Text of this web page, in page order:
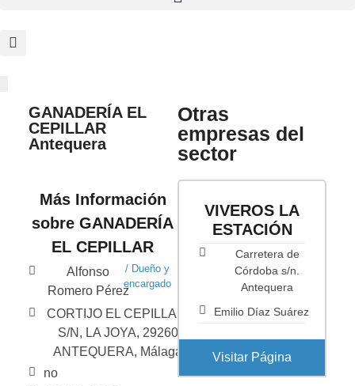
GANADERÍA EL
CEPILLAR
Antequera
Más Información
sobre GANADERÍA
EL CEPILLAR
Alfonso
Romero Pérez
/ Dueño y
encargado
CORTIJO EL CEPILLAR,
S/N, LA JOYA, 29260
ANTEQUERA, Málaga
no
Otras
empresas del
sector
VIVEROS LA
ESTACIÓN
Carretera de
Córdoba s/n.
Antequera
Emilio Díaz Suárez
Visitar Página